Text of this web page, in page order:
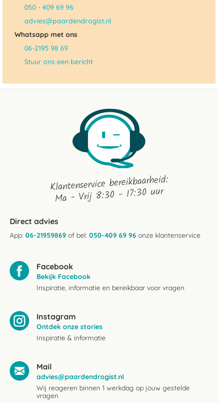
050 - 409 69 96
advies@paardendrogist.nl
Whatsapp met ons
06-2195 98 69
Stuur ons een bericht
Klantenservice bereikbaarheid:
Ma - Vrij 8:30 - 17:30 uur
Direct advies
App: 06-21959869 of bel: 050-409 69 96 onze klantenservice
Facebook
Bekijk Facebook
Inspiratie, informatie en bereikbaar voor vragen
Instagram
Ontdek onze stories
Inspiratie & informatie
Mail
advies@paardendrogist.nl
Wij reageren binnen 1 werkdag op jouw gestelde
vragen